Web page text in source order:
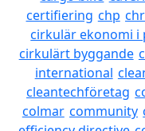
certifiering chp
cirkulär ekonomi i
cirkulärt byggande
international
cleantechföretag
colmar community